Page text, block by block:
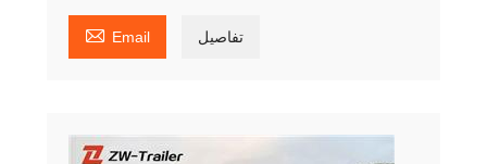
 Email تفاصيل